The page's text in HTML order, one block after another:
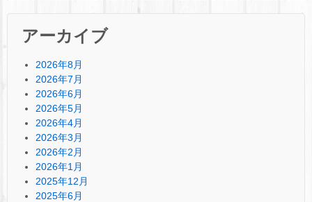
アーカイブ
2026年8月
2026年7月
2026年6月
2026年5月
2026年4月
2026年3月
2026年2月
2026年1月
2025年12月
2025年6月